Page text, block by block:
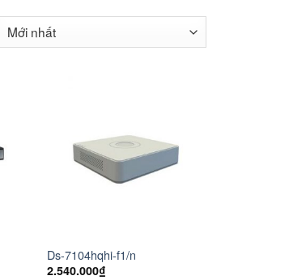
Ds-7104hqhi-f1/n
2.540.000₫